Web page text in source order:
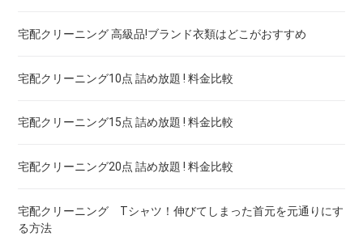
ブランドワイシャツ！宅配クリーニング 高品質 料金 比較
ブランドダウン！宅配クリーニング 高品質 料金 比較
宅配クリーニング 高級品!ブランド衣類はどこがおすすめ
宅配クリーニング10点 詰め放題 ! 料金比較
宅配クリーニング15点 詰め放題 ! 料金比較
宅配クリーニング20点 詰め放題 ! 料金比較
宅配クリーニング Tシャツ！伸びてしまった首元を元通りにす
る方法